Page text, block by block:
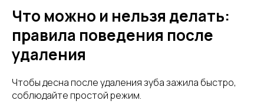
Что можно и нельзя делать:
правила поведения после
удаления
Чтобы десна после удаления зуба зажила быстро,
соблюдайте простой режим.